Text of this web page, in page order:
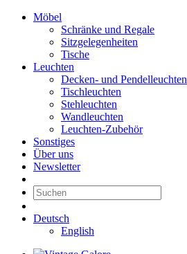
Möbel
Schränke und Regale
Sitzgelegenheiten
Tische
Leuchten
Decken- und Pendelleuchten
Tischleuchten
Stehleuchten
Wandleuchten
Leuchten-Zubehör
Sonstiges
Über uns
Newsletter
Deutsch
English